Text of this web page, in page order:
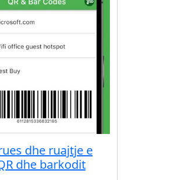
dhe ruajtje e
dhe barkodit